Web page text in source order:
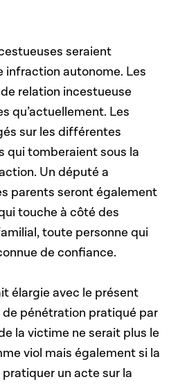
seraient
infraction autonome. Les
relation incestueuse
qu’actuellement. Les
sur les différentes
qui tomberaient sous la
Un député a
parents seront également
touche à côté des
toute personne qui
de confiance.
élargie avec le présent
de pénétration pratiqué par
la victime ne serait plus le
viol mais également si la
un acte sur la